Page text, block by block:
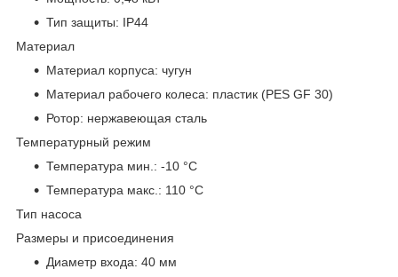
Тип защиты: IP44
Материал
Материал корпуса: чугун
Материал рабочего колеса: пластик (PES GF 30)
Ротор: нержавеющая сталь
Температурный режим
Температура мин.: -10 °С
Температура макс.: 110 °С
Тип насоса
Размеры и присоединения
Диаметр входа: 40 мм